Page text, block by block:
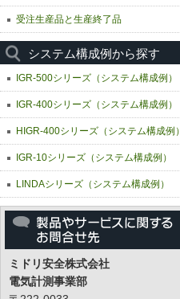
受注生産品と生産終了品
システム構成例から探す
IGR-500シリーズ（システム構成例）
IGR-400シリーズ（システム構成例）
HIGR-400シリーズ（システム構成例）
IGR-10シリーズ（システム構成例）
LINDAシリーズ（システム構成例）
ミドリ安全株式会社
電気計測事業部